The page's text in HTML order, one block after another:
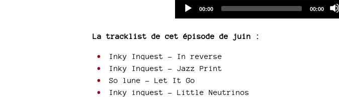
Current
00:00
Total
00:00
La tracklist de cet épisode de juin :
Inky Inquest - In reverse
Inky Inquest - Jazz Print
So lune - Let It Go
Inky inquest - Little Neutrinos